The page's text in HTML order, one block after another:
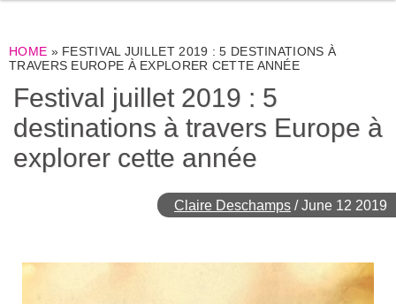
HOME » FESTIVAL JUILLET 2019 : 5 DESTINATIONS À
TRAVERS EUROPE À EXPLORER CETTE ANNÉE
Festival juillet 2019 : 5
destinations à travers Europe à
explorer cette année
Claire Deschamps /June 12 2019